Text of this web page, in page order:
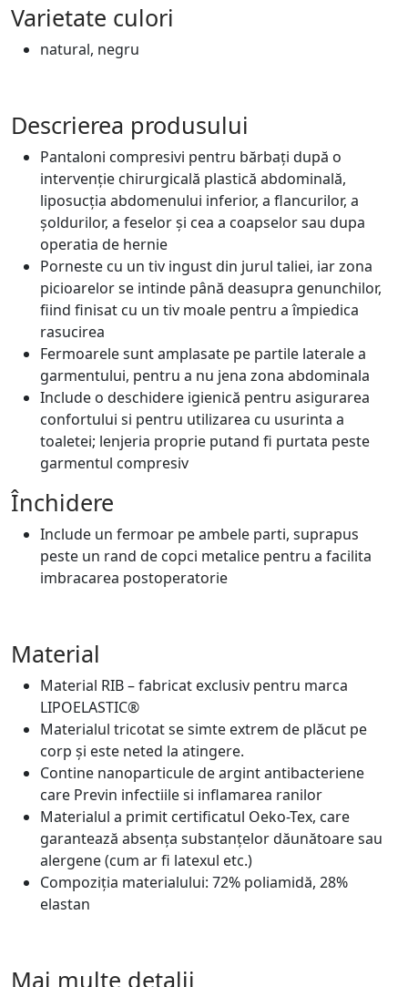
Varietate culori
natural, negru
Descrierea produsului
Pantaloni compresivi pentru bărbați după o
intervenție chirurgicală plastică abdominală,
liposucția abdomenului inferior, a flancurilor, a
șoldurilor, a feselor și cea a coapselor sau dupa
operatia de hernie
Porneste cu un tiv ingust din jurul taliei, iar zona
picioarelor se intinde până deasupra genunchilor,
fiind finisat cu un tiv moale pentru a împiedica
rasucirea
Fermoarele sunt amplasate pe partile laterale a
garmentului, pentru a nu jena zona abdominala
Include o deschidere igienică pentru asigurarea
confortului si pentru utilizarea cu usurinta a
toaletei; lenjeria proprie putand fi purtata peste
garmentul compresiv
Închidere
Include un fermoar pe ambele parti, suprapus
peste un rand de copci metalice pentru a facilita
imbracarea postoperatorie
Material
Material RIB – fabricat exclusiv pentru marca
LIPOELASTIC®
Materialul tricotat se simte extrem de plăcut pe
corp și este neted la atingere.
Contine nanoparticule de argint antibacteriene
care Previn infectiile si inflamarea ranilor
Materialul a primit certificatul Oeko-Tex, care
garantează absența substanțelor dăunătoare sau
alergene (cum ar fi latexul etc.)
Compoziția materialului: 72% poliamidă, 28%
elastan
Mai multe detalii